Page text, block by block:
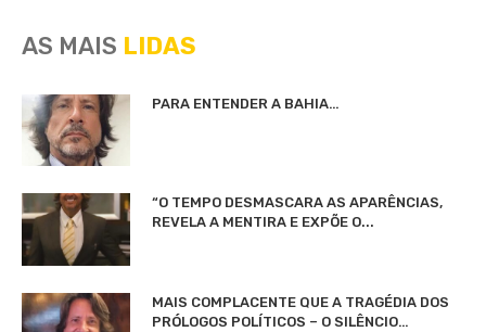
AS MAIS LIDAS
PARA ENTENDER A BAHIA…
“O TEMPO DESMASCARA AS APARÊNCIAS,
REVELA A MENTIRA E EXPÕE O...
MAIS COMPLACENTE QUE A TRAGÉDIA DOS
PRÓLOGOS POLÍTICOS – O SILÊNCIO…